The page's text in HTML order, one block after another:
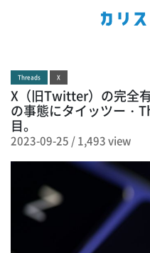
Threads X
X（旧Twitter）の完全
の事態にタイッツー・
目。
2023-09-25 /1,493 view